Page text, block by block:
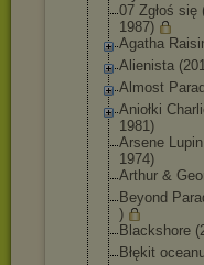
07 Zgłoś się
1987)
Agatha
Alienista
Almost
Aniołki
1981)
Arsene
1974)
Arthur &
Beyond
)
Blackshore
Błękit